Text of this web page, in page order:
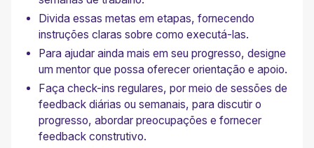
Divida essas metas em etapas, fornecendo
instruções claras sobre como executá-las.
Para ajudar ainda mais em seu progresso, designe
um mentor que possa oferecer orientação e apoio.
Faça check-ins regulares, por meio de sessões de
feedback diárias ou semanais, para discutir o
progresso, abordar preocupações e fornecer
feedback construtivo.